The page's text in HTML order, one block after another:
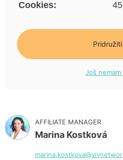
Cookies:
Još
AFFILIATE MANAGER
Marina Kostková